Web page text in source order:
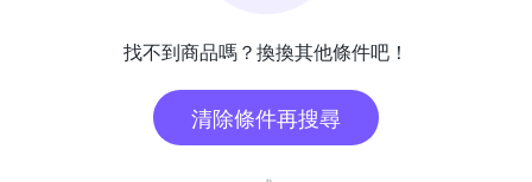
找不到商品嗎？換換其他條件吧！
清除條件再搜尋